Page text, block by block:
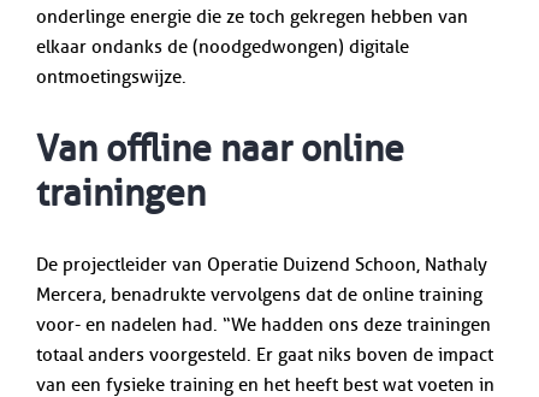
onderlinge energie die ze toch gekregen hebben van
elkaar ondanks de (noodgedwongen) digitale
ontmoetingswijze.
Van offline naar online
trainingen
De projectleider van Operatie Duizend Schoon, Nathaly
Mercera, benadrukte vervolgens dat de online training
voor- en nadelen had. “We hadden ons deze trainingen
totaal anders voorgesteld. Er gaat niks boven de impact
van een fysieke training en het heeft best wat voeten in